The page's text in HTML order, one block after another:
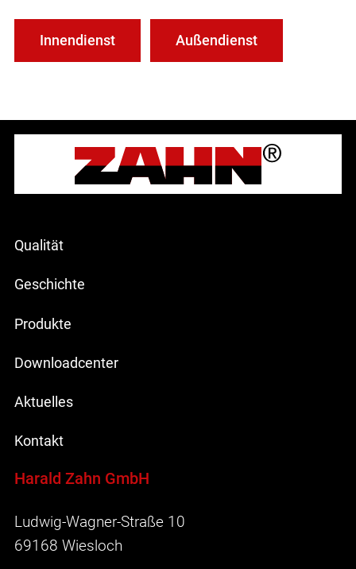
Innendienst Außendienst
Qualität
Geschichte
Produkte
Downloadcenter
Aktuelles
Kontakt
Harald Zahn GmbH
Ludwig-Wagner-Straße 10
69168 Wiesloch